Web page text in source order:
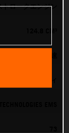
ロークエンジン
EMS
73